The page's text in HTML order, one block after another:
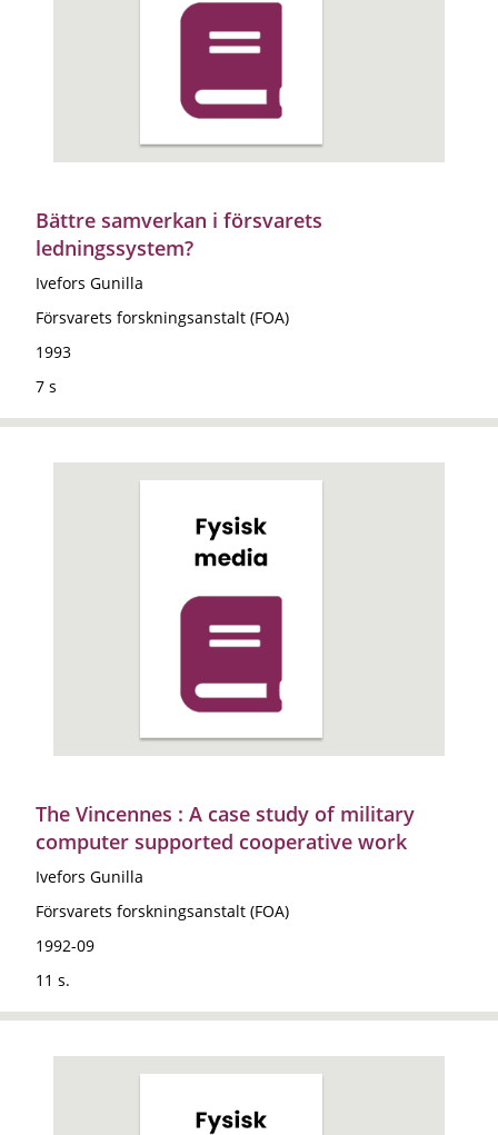
Bättre samverkan i försvarets
ledningssystem?
Ivefors Gunilla
Försvarets forskningsanstalt (FOA)
1993
7 s
The Vincennes : A case study of military
computer supported cooperative work
Ivefors Gunilla
Försvarets forskningsanstalt (FOA)
1992-09
11 s.